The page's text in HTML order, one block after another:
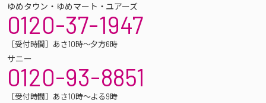
ゆめタウン・ゆめマート・ユアーズ
0120-37-1947
［受付時間］あさ10時～夕方6時
サニー
0120-93-8851
［受付時間］あさ10時～よる9時